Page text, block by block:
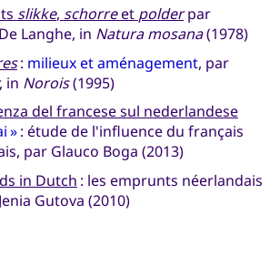
slikke, schorreet polderpar
Langhe, in Natura mosana(1978)
: milieux et aménagement, par
in Norois(1995)
del francese sul nederlandese
»: étude de l'influence du français
par Glauco Boga (2013)
in Dutch : les emprunts néerlandais
Gutova (2010)